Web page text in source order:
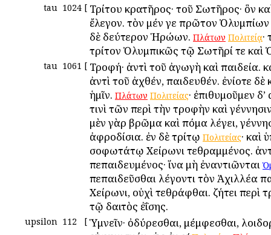
tau 1024 [ Τρίτου κρατῆρος· τοῦ Σωτῆρος· ὃν
ἔλεγον. τὸν μέν γε πρῶτον Ὀλυμπίων
δὲ δεύτερον Ἡρώων. Πλάτων Πολιτείᾳ·
τρίτον Ὀλυμπικῶς τῷ Σωτῆρί τε καὶ
tau 1061 [ Τροφή· ἀντὶ τοῦ ἀγωγὴ καὶ παιδεία.
ἀντὶ τοῦ ἀχθέν, παιδευθέν. ἐνίοτε δὲ
ἡμῖν. Πλάτων Πολιτείας· ἐπιθυμοῦμεν
τινὶ τῶν περὶ τὴν τροφὴν καὶ
μὲν γὰρ βρῶμα καὶ πόμα λέγει,
ἀφροδίσια. ἐν δὲ τρίτῳ Πολιτείας· καὶ
σοφωτάτῳ Χείρωνι τεθραμμένος.
πεπαιδευμένος· ἵνα μὴ ἐναντιῶνται
πεπαιδεῦσθαι λέγοντι τὸν Ἀχιλλέα
Χείρωνι, οὐχὶ τεθράφθαι. ζήτει περὶ
τῷ δαιτὸς ἐΐσης.
upsilon 112 [ Ὑμνεῖν· ὀδύρεσθαι, μέμφεσθαι,